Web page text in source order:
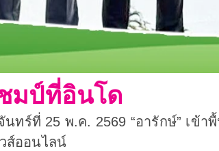
มป์ที่อินโด
ทร์ที่ 25 พ.ค. 2569 “อารักษ์” เข้า
ส์ออนไลน์